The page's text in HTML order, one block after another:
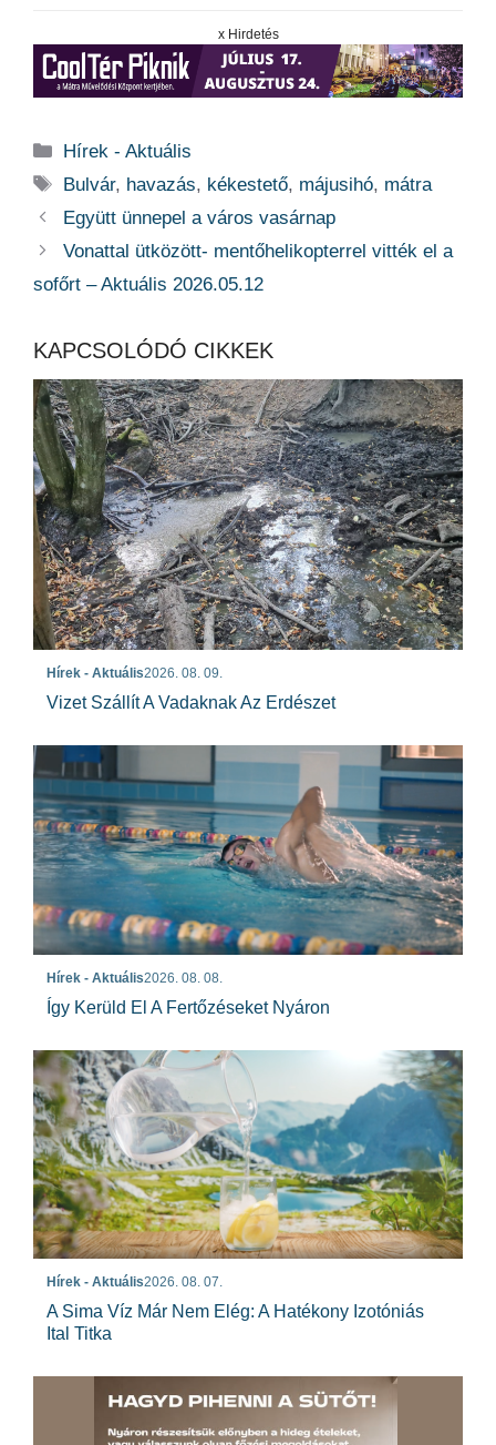
x Hirdetés
Kategória
Hírek - Aktuális
Címkék
Bulvár, havazás, kékestető, májusihó, mátra
Együtt ünnepel a város vasárnap
Vonattal ütközött- mentőhelikopterrel vitték el a
sofőrt – Aktuális 2026.05.12
KAPCSOLÓDÓ CIKKEK
Hírek - Aktuális2026. 08. 09.
Vizet Szállít A Vadaknak Az Erdészet
Hírek - Aktuális2026. 08. 08.
Így Kerüld El A Fertőzéseket Nyáron
Hírek - Aktuális2026. 08. 07.
A Sima Víz Már Nem Elég: A Hatékony Izotóniás
Ital Titka